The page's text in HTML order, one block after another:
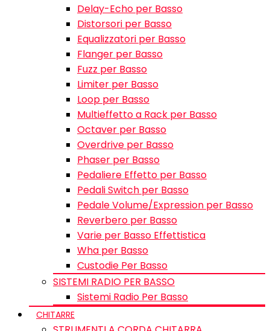
Delay-Echo per Basso
Distorsori per Basso
Equalizzatori per Basso
Flanger per Basso
Fuzz per Basso
Limiter per Basso
Loop per Basso
Multieffetto a Rack per Basso
Octaver per Basso
Overdrive per Basso
Phaser per Basso
Pedaliere Effetto per Basso
Pedali Switch per Basso
Pedale Volume/Expression per Basso
Reverbero per Basso
Varie per Basso Effettistica
Wha per Basso
Custodie Per Basso
SISTEMI RADIO PER BASSO
Sistemi Radio Per Basso
CHITARRE